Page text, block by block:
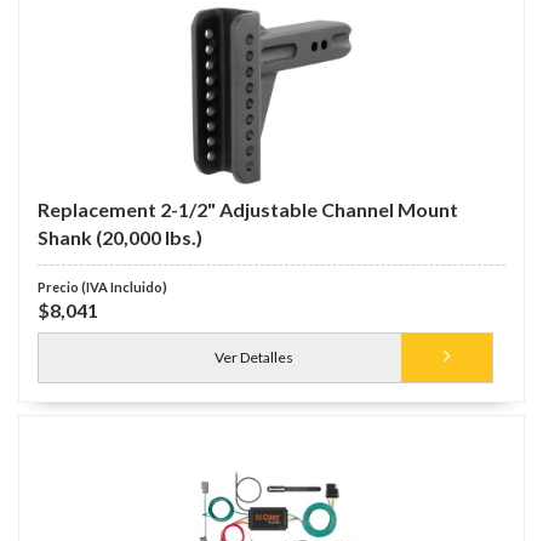
Replacement 2-1/2" Adjustable Channel Mount
Shank (20,000 lbs.)
$8,041
Ver Detalles